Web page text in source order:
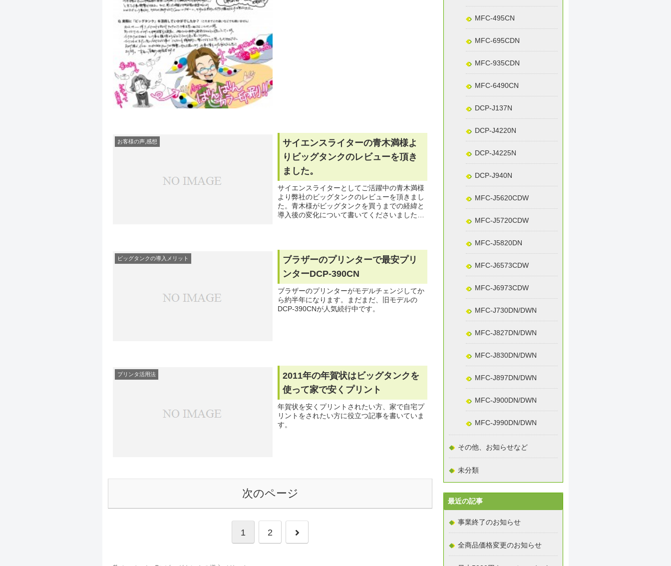
お客様の声,感想
サイエンスライターの青木満様よ
りビッグタンクのレビューを頂き
ました。
サイエンスライターとしてご活躍中の青木満様
より弊社のビッグタンクのレビューを頂きまし
た。青木様がビッグタンクを買うまでの経緯と
導入後の変化について書いてくださいました。
ビッグタンクの導入メリット
ブラザーのプリンターで最安プリ
ンターDCP-390CN
ブラザーのプリンターがモデルチェンジしてか
ら約半年になります。まだまだ、旧モデルの
DCP-390CNが人気続行中です。
プリンタ活用法
2011年の年賀状はビッグタンクを
使って家で安くプリント
年賀状を安くプリントされたい方、家で自宅プ
リントをされたい方に役立つ記事を書いていま
す。
次のページ
1 2 次
MFC-495CN
MFC-695CDN
MFC-935CDN
MFC-6490CN
DCP-J137N
DCP-J4220N
DCP-J4225N
DCP-J940N
MFC-J5620CDW
MFC-J5720CDW
MFC-J5820DN
MFC-J6573CDW
MFC-J6973CDW
MFC-J730DN/DWN
MFC-J827DN/DWN
MFC-J830DN/DWN
MFC-J897DN/DWN
MFC-J900DN/DWN
MFC-J990DN/DWN
その他、お知らせなど
未分類
最近の記事
事業終了のお知らせ
全商品価格変更のお知らせ